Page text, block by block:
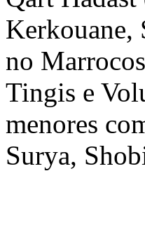
Kerkouane,
no
Tingis e
menores
Surya,